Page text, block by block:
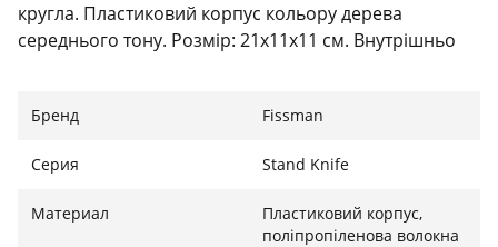
кругла. Пластиковий корпус кольору дерева
середнього тону. Розмір: 21х11х11 см. Внутрішньо
посудомийному машині.
Бренд Fissman
Серия Stand Knife
Материал
Пластиковий корпус,
поліпропіленова волокна